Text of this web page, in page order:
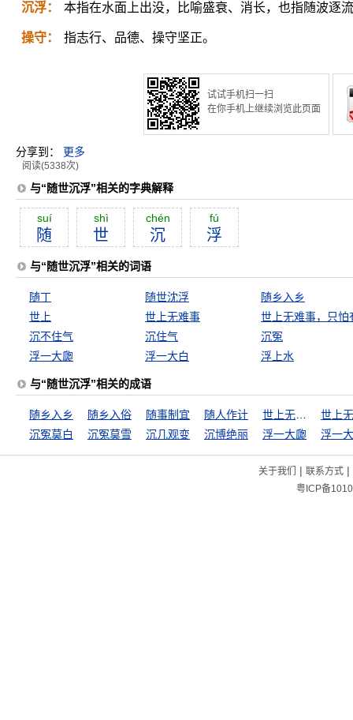
沉浮： 本指在水面上出没，比喻盛衰、消长，也指随波逐
操守： 指志行、品德、操守坚正。
试试手机扫一扫
在你手机上继续浏览此页面
分享到： 更多
阅读(5338次)
与“随世沉浮”相关的字典解释
suí
随
shì
世
chén
沉
fú
浮
与“随世沉浮”相关的词语
随丁 随世沈浮
随乡入乡
世上
世上无难事
沉不住气
沉住气
沉冤
浮一大瓟
浮一大白 浮上水
与“随世沉浮”相关的成语
随乡入乡 随乡入俗 随事制宜 随人作计
沉冤莫白
沉冤莫雪 沉几观变 沉博绝丽 浮一大瓟 浮一
关于我们 | 联系方式|
粤ICP备